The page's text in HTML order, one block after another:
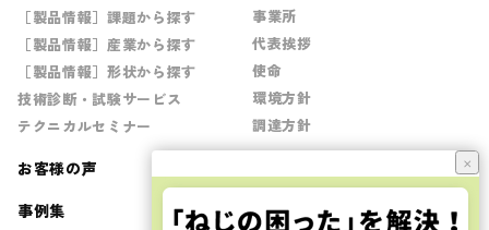
［製品情報］課題から探す
［製品情報］産業から探す
［製品情報］形状から探す
技術診断・試験サービス
テクニカルセミナー
お客様の声
事例集
事業所
代表挨拶
使命
環境方針
調達方針
ねじの用語集
×